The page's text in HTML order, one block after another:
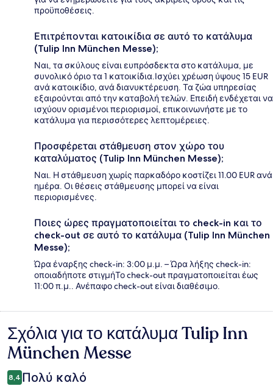
προϋποθέσεις.
Επιτρέπονται κατοικίδια σε αυτό το κατάλυμα
(Tulip Inn München Messe);
Ναι, τα σκύλους είναι ευπρόσδεκτα στο κατάλυμα, με
συνολικό όριο τα 1 κατοικίδια.Ισχύει χρέωση ύψους 15 EUR
ανά κατοικίδιο, ανά διανυκτέρευση. Τα ζώα υπηρεσίας
εξαιρούνται από την καταβολή τελών. Επειδή ενδέχεται να
ισχύουν ορισμένοι περιορισμοί, επικοινωνήστε με το
κατάλυμα για περισσότερες λεπτομέρειες.
Προσφέρεται στάθμευση στον χώρο του
καταλύματος (Tulip Inn München Messe);
Ναι. Η στάθμευση χωρίς παρκαδόρο κοστίζει 11.00 EUR ανά
ημέρα. Οι θέσεις στάθμευσης μπορεί να είναι
περιορισμένες.
Ποιες ώρες πραγματοποιείται το check-in και το
check-out σε αυτό το κατάλυμα (Tulip Inn München
Messe);
Ώρα έναρξης check-in: 3:00 μ.μ. – Ώρα λήξης check-in:
οποιαδήποτε στιγμήΤο check-out πραγματοποιείται έως
11:00 π.μ.. Ανέπαφο check-out είναι διαθέσιμο.
Σχόλια
Σχόλια για το κατάλυμα Tulip Inn
München Messe
8,4 Πολύ καλό